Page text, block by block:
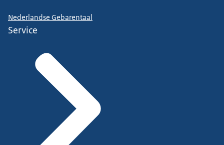
Nederlandse Gebarentaal
Service